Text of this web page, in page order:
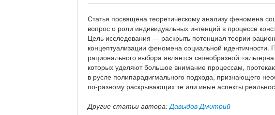
Статья посвящена теоретическому анализу феномена
вопрос о роли индивидуальных интенций в процессе
Цель исследования — раскрыть потенциал теории
концептуализации феномена социальной идентичности.
рационального выбора является своеобразной
которых уделяют большое внимание процессам,
в русле полипарадигмального подхода, признающего
по-разному раскрывающих те или иные аспекты
Другие статьи автора:Давыдов Дмитрий